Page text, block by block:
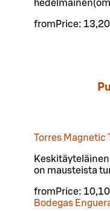
from Price:
Torres Magnetic
on mausteista
from Price:
Bodegas